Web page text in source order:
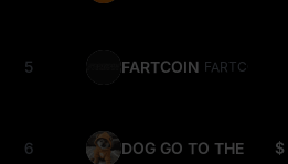
5 FARTCOIN FARTCOIN
6 DOG GO TO THE